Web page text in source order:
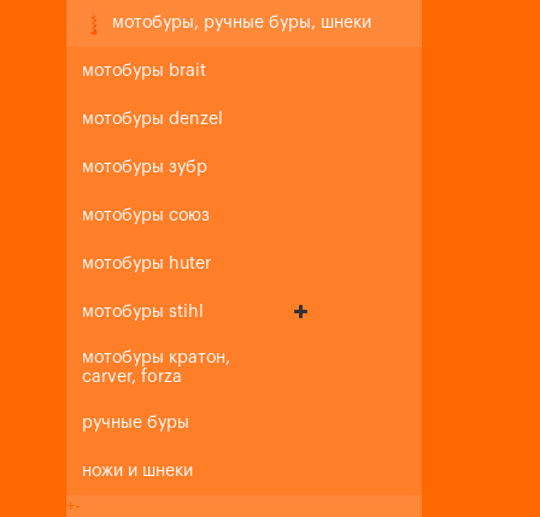
мотобуры, ручные буры, шнеки
мотобуры brait
мотобуры denzel
мотобуры зубр
мотобуры союз
мотобуры huter
мотобуры stihl
мотобуры кратон,
carver, forza
ручные буры
ножи и шнеки
+-